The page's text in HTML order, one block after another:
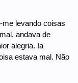
me levando coisas
andava de
alegria. Ia
estava mal. Não